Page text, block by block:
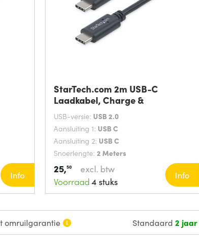
Info
StarTech.com 2m USB-C
Laadkabel, Charge &
USB-versie: USB 2.0
Aansluiting 1: USB C
Aansluiting 2: USB C
Snoerlengte: 2 Meters
25,50
excl. btw
Voorraad 4 stuks
Info
omruilgarantie Standaard2 jaar